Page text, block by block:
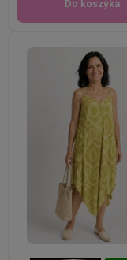
Do koszyka